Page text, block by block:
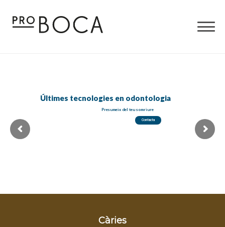
content
Últimes tecnologies en odontologia
Presumeix del teu somriure
Contacta
Càries